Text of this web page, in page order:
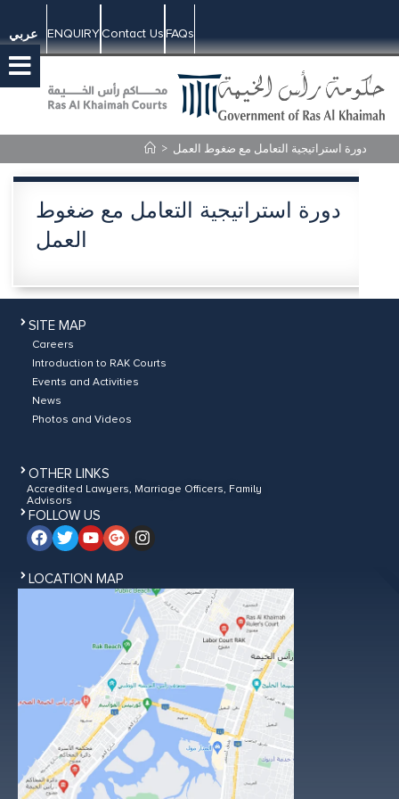
عربي ENQUIRYContact UsFAQs
> دورة استراتيجية التعامل مع ضغوط العمل
دورة استراتيجية التعامل مع ضغوط
العمل
SITE MAP
Careers
Introduction to RAK Courts
Events and Activities
News
Photos and Videos
OTHER LINKS
Accredited Lawyers, Marriage Officers, Family
Advisors
FOLLOW US
LOCATION MAP